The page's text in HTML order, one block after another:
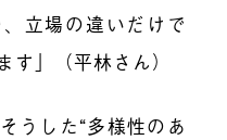
立場の違いだけで
す」（平林さん）
うした“多様性のあ